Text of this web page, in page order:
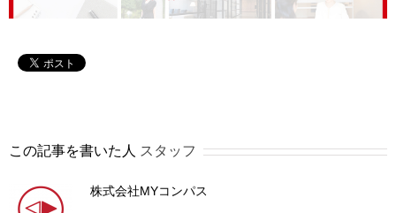
この記事を書いた人 スタッフ
株式会社MYコンパス